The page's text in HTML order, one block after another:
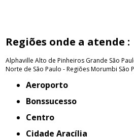
Regiões onde a atende :
Alphaville Alto de Pinheiros Grande São
Norte de São Paulo - RegiõesMorumbi São
Aeroporto
Bonssucesso
Centro
Cidade Aracília